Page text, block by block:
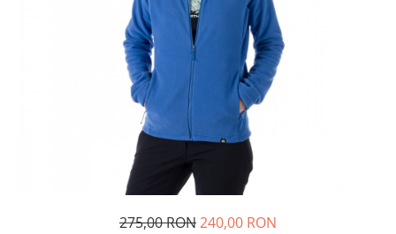
Lopeti de zapada / avalansa
Imbracaminte de corp
275,00 RON240,00 RON